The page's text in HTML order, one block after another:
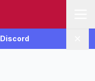
Discord